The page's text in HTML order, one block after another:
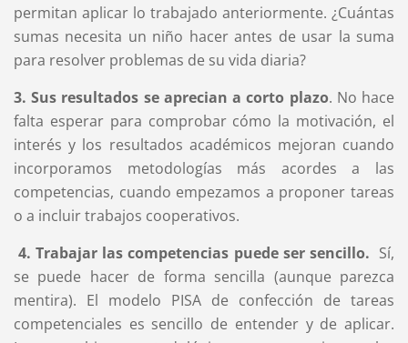
permitan aplicar lo trabajado anteriormente. ¿Cuántas
sumas necesita un niño hacer antes de usar la suma
para resolver problemas de su vida diaria?
3. Sus resultados se aprecian a corto plazo. No hace
falta esperar para comprobar cómo la motivación, el
interés y los resultados académicos mejoran cuando
incorporamos metodologías más acordes a las
competencias, cuando empezamos a proponer tareas
o a incluir trabajos cooperativos.
4. Trabajar las competencias puede ser sencillo. Sí,
se puede hacer de forma sencilla (aunque parezca
mentira). El modelo PISA de confección de tareas
competenciales es sencillo de entender y de aplicar.